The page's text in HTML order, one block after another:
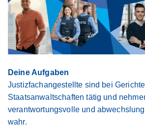
Deine Aufgaben
Justizfachangestellte sind bei
Staatsanwaltschaften tätig und
verantwortungsvolle und
wahr.